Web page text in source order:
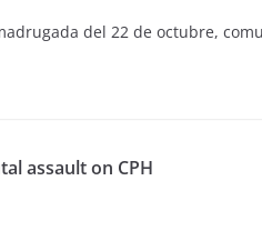
del 22 de octubre,
assault on CPH